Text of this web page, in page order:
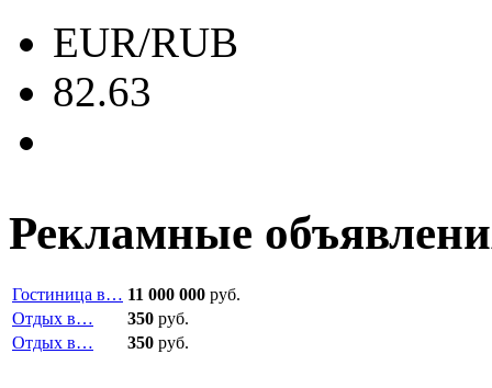
EUR/RUB
82.63
Рекламные
Гостиница в… 11 000 000 руб.
Отдых в…
350 руб.
Отдых в…
350 руб.